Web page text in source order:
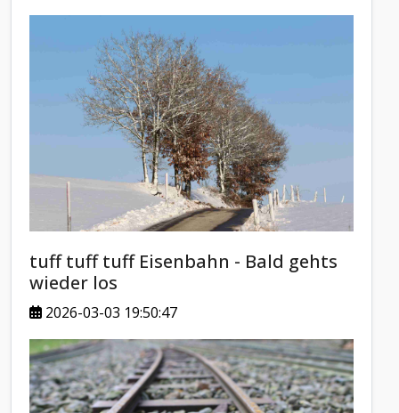
tuff tuff tuff Eisenbahn - Bald gehts
wieder los
2026-03-03 19:50:47